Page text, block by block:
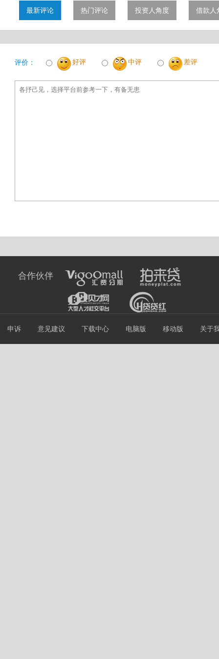
最新评论 热门评论 投资人角度 借款人
评价： 好评 中评 差评
合作伙伴
申诉 意见建议 下载中心 电脑版 移动版 关于